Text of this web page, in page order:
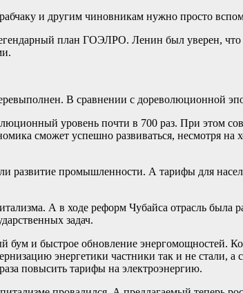
и другим чиновникам нужно просто
план ГОЭЛРО. Ленин был уверен, что
В сравнении с дореволюционной
уровень почти в 700 раз. При этом
сможет успешно развиваться, несмотря на
развитие промышленности. А тарифы для
А в ходе реформ Чубайса отрасль была
задач.
бум и быстрое обновление энергомощностей.
энергетики частники так и не стали, а
повысить тарифы на электроэнергию.